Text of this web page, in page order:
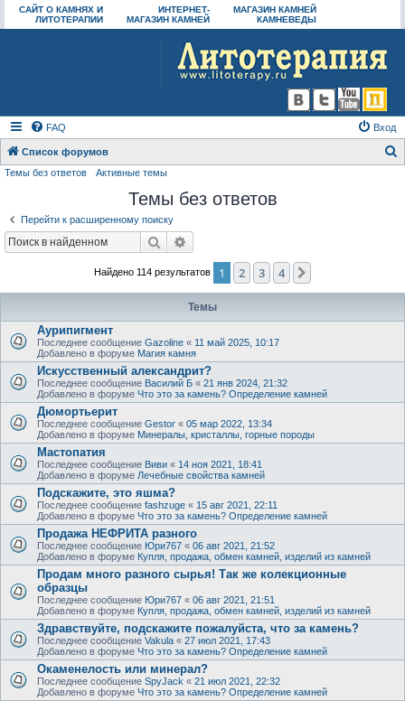
САЙТ О КАМНЯХ И
ЛИТОТЕРАПИИ
ИНТЕРНЕТ-
МАГАЗИН КАМНЕЙ
МАГАЗИН КАМНЕЙ
КАМНЕВЕДЫ
FAQ Вход
Список форумов
Темы без ответов Активные темы
Темы без ответов
Перейти к расширенному поиску
Поиск
Найдено 114 результатов 1 2 3 4
Темы
Аурипигмент
Последнее сообщение Gazoline « 11 май 2025, 10:17
Добавлено в форуме Магия камня
Искусственный александрит?
Последнее сообщение Василий Б « 21 янв 2024, 21:32
Добавлено в форуме Что это за камень? Определение камней
Дюмортьерит
Последнее сообщение Gestor « 05 мар 2022, 13:34
Добавлено в форуме Минералы, кристаллы, горные породы
Мастопатия
Последнее сообщение Виви « 14 ноя 2021, 18:41
Добавлено в форуме Лечебные свойства камней
Подскажите, это яшма?
Последнее сообщение fashzuge « 15 авг 2021, 22:11
Добавлено в форуме Что это за камень? Определение камней
Продажа НЕФРИТА разного
Последнее сообщение Юри767 « 06 авг 2021, 21:52
Добавлено в форуме Купля, продажа, обмен камней, изделий из камней
Продам много разного сырья! Так же колекционные
образцы
Последнее сообщение Юри767 « 06 авг 2021, 21:51
Добавлено в форуме Купля, продажа, обмен камней, изделий из камней
Здравствуйте, подскажите пожалуйста, что за камень?
Последнее сообщение Vakula « 27 июл 2021, 17:43
Добавлено в форуме Что это за камень? Определение камней
Окаменелость или минерал?
Последнее сообщение SpyJack « 21 июл 2021, 22:32
Добавлено в форуме Что это за камень? Определение камней